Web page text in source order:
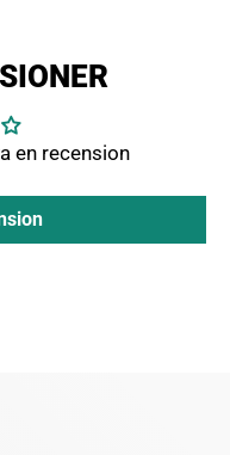
en recension